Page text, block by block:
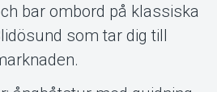
bar ombord på klassiska
som tar dig till